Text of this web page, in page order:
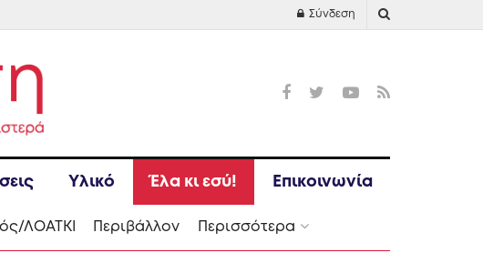
Σύνδεση
Υλικό Έλα κι εσύ! Επικοινωνία
ΛΟΑΤΚΙ Περιβάλλον Περισσότερα